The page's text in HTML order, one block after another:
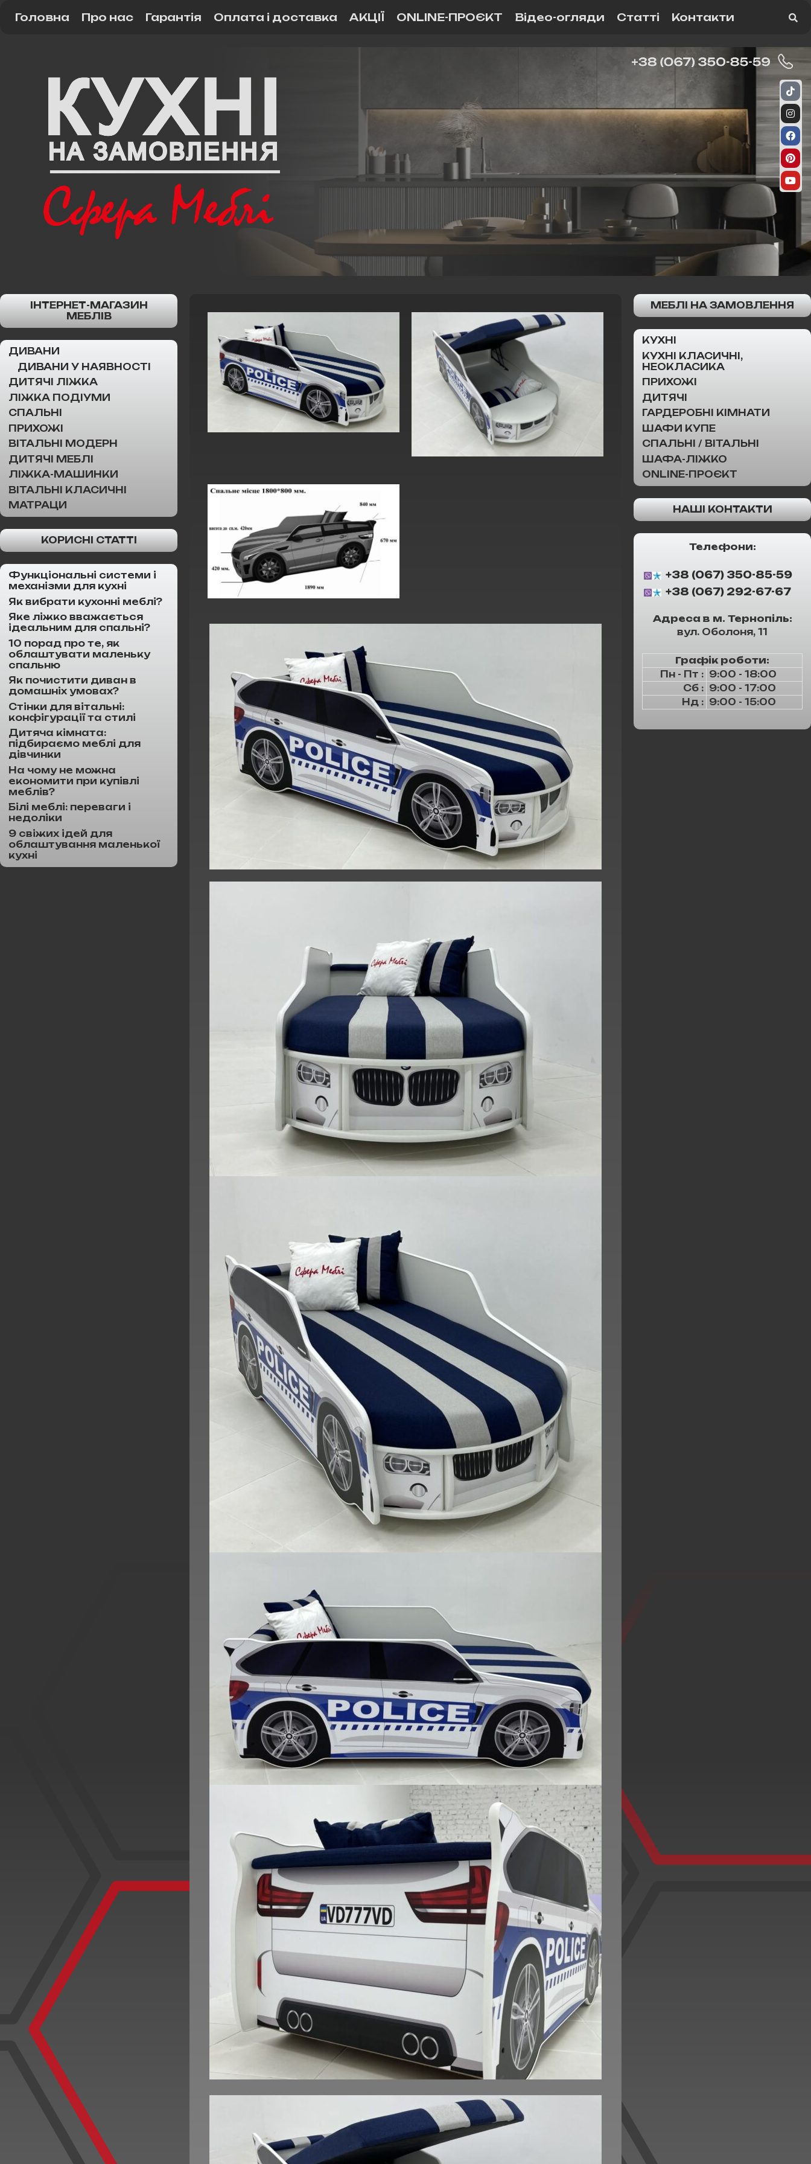
Головна Про нас Гарантія Оплата і доставка АКЦІЇ ONLINE-ПРОЄКТ Відео-огляди Статті Контакти
ІНТЕРНЕТ-МАГАЗИН
МЕБЛІВ
ДИВАНИ
ДИВАНИ У НАЯВНОСТІ
ДИТЯЧІ ЛІЖКА
ЛІЖКА ПОДІУМИ
СПАЛЬНІ
ПРИХОЖІ
ВІТАЛЬНІ МОДЕРН
ДИТЯЧІ МЕБЛІ
ЛІЖКА-МАШИНКИ
ВІТАЛЬНІ КЛАСИЧНІ
МАТРАЦИ
КОРИСНІ СТАТТІ
Функціональні системи і
механізми для кухні
Як вибрати кухонні меблі?
Яке ліжко вважається
ідеальним для спальні?
10 порад про те, як
облаштувати маленьку
спальню
Як почистити диван в
домашніх умовах?
Стінки для вітальні:
конфігурації та стилі
Дитяча кімната:
підбираємо меблі для
дівчинки
На чому не можна
економити при купівлі
меблів?
Білі меблі: переваги і
недоліки
9 свіжих ідей для
облаштування маленької
кухні
МЕБЛІ НА ЗАМОВЛЕННЯ
КУХНІ
КУХНІ КЛАСИЧНІ,
НЕОКЛАСИКА
ПРИХОЖІ
ДИТЯЧІ
ГАРДЕРОБНІ КІМНАТИ
ШАФИ КУПЕ
СПАЛЬНІ / ВІТАЛЬНІ
ШАФА-ЛІЖКО
ONLINE-ПРОЄКТ
НАШІ КОНТАКТИ
Телефони:
+38 (067) 350-85-59
+38 (067) 292-67-67
Адреса в м. Тернопіль:
вул. Оболоня, 11
Графік роботи:
Пн - Пт : 9:00 - 18:00
Сб : 9:00 - 17:00
Нд : 9:00 - 15:00